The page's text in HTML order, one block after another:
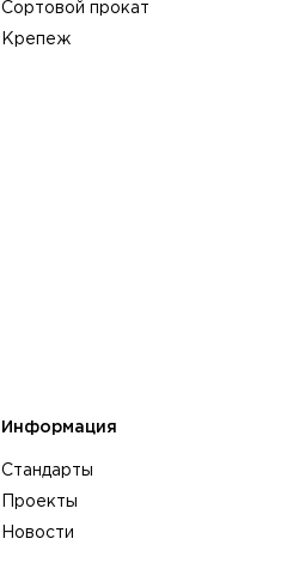
Сортовой прокат
Крепеж
Информация
Стандарты
Проекты
Новости